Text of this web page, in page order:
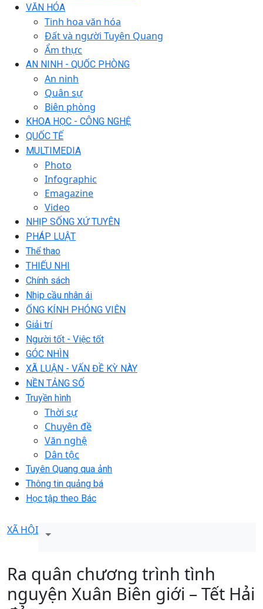
VĂN HÓA
Tinh hoa văn hóa
Đất và người Tuyên Quang
Ẩm thực
AN NINH - QUỐC PHÒNG
An ninh
Quân sự
Biên phòng
KHOA HỌC - CÔNG NGHỆ
QUỐC TẾ
MULTIMEDIA
Photo
Infographic
Emagazine
Video
NHỊP SỐNG XỨ TUYÊN
PHÁP LUẬT
Thể thao
THIẾU NHI
Chính sách
Nhịp cầu nhân ái
ỐNG KÍNH PHÓNG VIÊN
Giải trí
Người tốt - Việc tốt
GÓC NHÌN
XÃ LUẬN - VẤN ĐỀ KỲ NÀY
NỀN TẢNG SỐ
Truyền hình
Thời sự
Chuyên đề
Văn nghệ
Dân tộc
Tuyên Quang qua ảnh
Thông tin quảng bá
Học tập theo Bác
XÃ HỘI
Ra quân chương trình tình
nguyện Xuân Biên giới – Tết Hải